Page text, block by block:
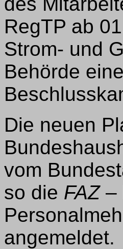
RegTP ab
Strom- und
Behörde
Die neuen
vom
so die FAZ–
angemeldet.